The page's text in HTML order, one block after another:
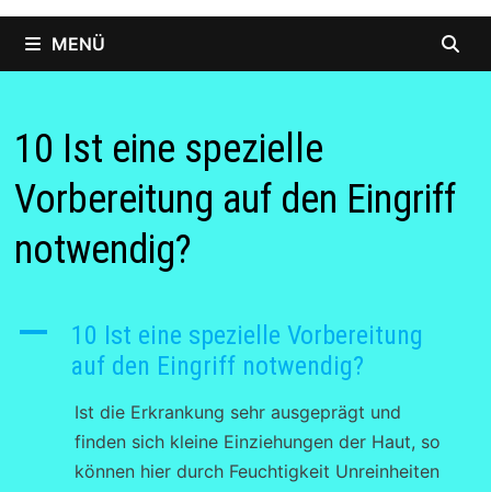
MENÜ
10 Ist eine spezielle
Vorbereitung auf den Eingriff
notwendig?
A
10 Ist eine spezielle Vorbereitung
auf den Eingriff notwendig?
Ist die Erkrankung sehr ausgeprägt und
finden sich kleine Einziehungen der Haut, so
können hier durch Feuchtigkeit Unreinheiten